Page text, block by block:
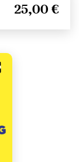
25,00 €